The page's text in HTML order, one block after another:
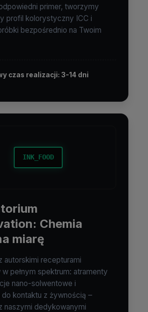
primer, tworzymy
profil kolorystyczny ICC i
bezpośrednio na Twoim
czas realizacji: 3-14 dni
Chemia
miarę
autorskimi recepturami
pełnym spektrum: atramenty
nano-solwentowe i
do kontaktu z żywnością –
naszymi dedykowanymi